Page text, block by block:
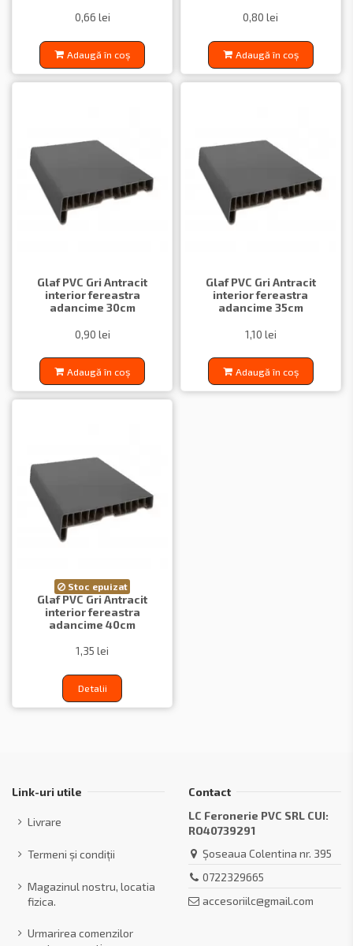
0,66 lei
Adaugă în coș
0,80 lei
Adaugă în coș
Glaf PVC Gri Antracit
interior fereastra
adancime 30cm
0,90 lei
Adaugă în coș
Glaf PVC Gri Antracit
interior fereastra
adancime 35cm
1,10 lei
Adaugă în coș
Stoc epuizat
Glaf PVC Gri Antracit
interior fereastra
adancime 40cm
1,35 lei
Detalii
Link-uri utile
Livrare
Termeni și condiții
Magazinul nostru, locatia
fizica.
Urmarirea comenzilor
Contact
LC Feronerie PVC SRL CUI:
RO40739291
Șoseaua Colentina nr. 395
0722329665
accesoriilc@gmail.com